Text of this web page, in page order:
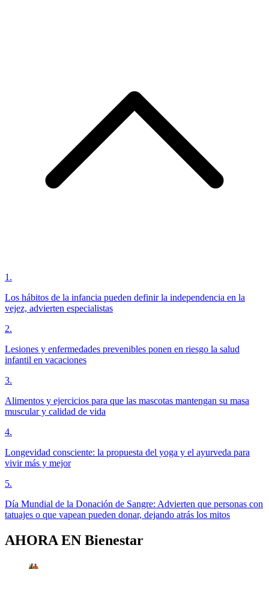
1 .
Los hábitos de la infancia pueden definir la independencia en la
vejez, advierten especialistas
2.
Lesiones y enfermedades prevenibles ponen en riesgo la salud
infantil en vacaciones
3.
Alimentos y ejercicios para que las mascotas mantengan su masa
muscular y calidad de vida
4.
Longevidad consciente: la propuesta del yoga y el ayurveda para
vivir más y mejor
5.
Día Mundial de la Donación de Sangre: Advierten que personas con
tatuajes o que vapean pueden donar, dejando atrás los mitos
AHORA EN Bienestar